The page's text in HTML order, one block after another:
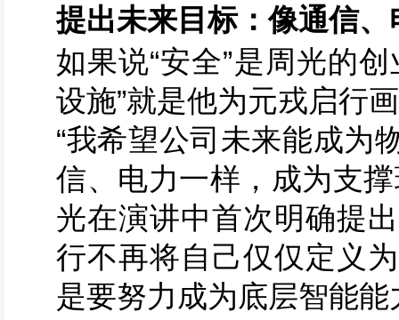
提出未来目标：像通信
如果说“安全”是周光的
设施”就是他为元戎启行
“我希望公司未来能成为
信、电力一样，成为支
光在演讲中首次明确提
行不再将自己仅仅定义
是要努力成为底层智能